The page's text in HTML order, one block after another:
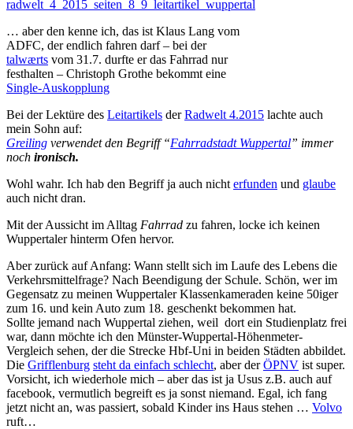
… aber den kenne ich, das ist Klaus Lang vom
ADFC, der endlich fahren darf – bei der
talwærts vom 31.7. durfte er das Fahrrad nur
festhalten – Christoph Grothe bekommt eine
Single-Auskopplung
Bei der Lektüre des Leitartikels derRadwelt 4.2015 lachte auch
mein Sohn auf:
Greiling verwendet den Begriff “Fahrradstadt Wuppertal” immer
noch ironisch.
Wohl wahr. Ich hab den Begriff ja auch nicht erfunden und glaube
auch nicht dran.
Mit der Aussicht im Alltag Fahrrad zu fahren, locke ich keinen
Wuppertaler hinterm Ofen hervor.
Aber zurück auf Anfang: Wann stellt sich im Laufe des Lebens die
Verkehrsmittelfrage? Nach Beendigung der Schule. Schön, wer im
Gegensatz zu meinen Wuppertaler Klassenkameraden keine 50iger
zum 16. und kein Auto zum 18. geschenkt bekommen hat.
Sollte jemand nach Wuppertal ziehen, weil dort ein Studienplatz frei
war, dann möchte ich den Münster-Wuppertal-Höhenmeter-
Vergleich sehen, der die Strecke Hbf-Uni in beiden Städten abbildet.
Die Grifflenburg steht da einfach schlecht, aber derÖPNV ist super.
Vorsicht, ich wiederhole mich – aber das ist ja Usus z.B. auch auf
facebook, vermutlich begreift es ja sonst niemand. Egal, ich fang
jetzt nicht an, was passiert, sobald Kinder ins Haus stehen … Volvo
ruft…